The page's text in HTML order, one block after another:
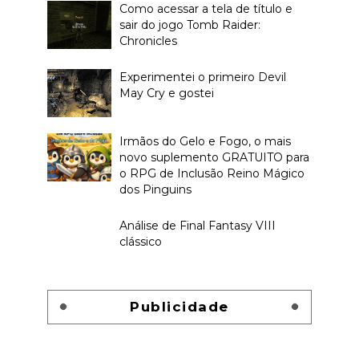
Como acessar a tela de título e
sair do jogo Tomb Raider:
Chronicles
Experimentei o primeiro Devil
May Cry e gostei
Irmãos do Gelo e Fogo, o mais
novo suplemento GRATUITO para
o RPG de Inclusão Reino Mágico
dos Pinguins
Análise de Final Fantasy VIII
clássico
Publicidade